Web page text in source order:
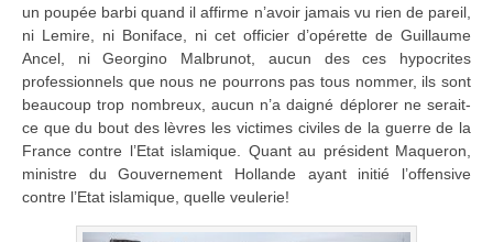
un poupée barbi quand il affirme n’avoir jamais vu rien de pareil,
ni Lemire, ni Boniface, ni cet officier d’opérette de Guillaume
Ancel, ni Georgino Malbrunot, aucun des ces hypocrites
professionnels que nous ne pourrons pas tous nommer, ils sont
beaucoup trop nombreux, aucun n’a daigné déplorer ne serait-
ce que du bout des lèvres les victimes civiles de la guerre de la
France contre l’Etat islamique. Quant au président Maqueron,
ministre du Gouvernement Hollande ayant initié l’offensive
contre l’Etat islamique, quelle veulerie!